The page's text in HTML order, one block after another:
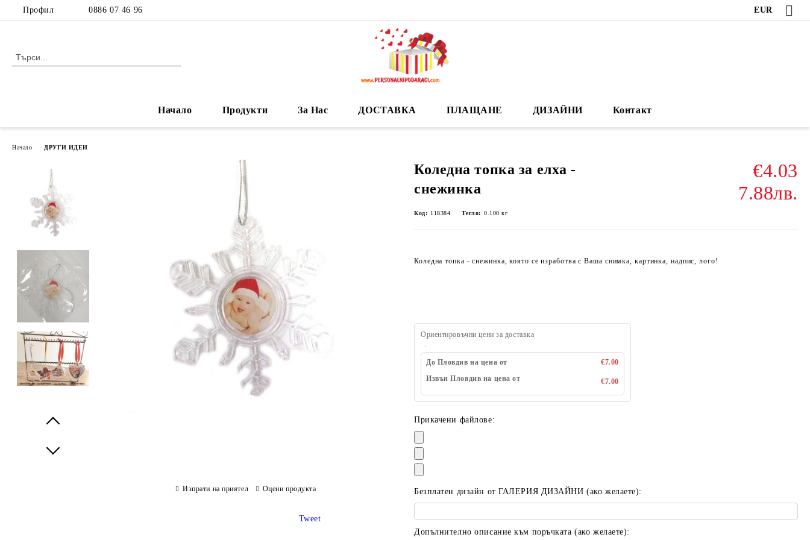
Профил 0886 07 46 96 EUR
Начало Продукти За Нас ДОСТАВКА ПЛАЩАНЕ ДИЗАЙНИ Контакт
Начало ДРУГИ ИДЕИ
Коледна топка за елха -
снежинка
€4.03
7.88лв.
Код: 118384 Тегло: 0.100 кг
Коледна топка - снежинка, която се изработва с Ваша снимка, картинка, надпис, лого!
Ориентировъчни цени за доставка
До Пловдив на цена от
€7.00
Извън Пловдив на цена от
€7.00
Прикачени файлове:
Безплатен дизайн от ГАЛЕРИЯ ДИЗАЙНИ (ако желаете):
Допълнително описание към поръчката (ако желаете):
Изпрати на приятел Оцени продукта
Tweet